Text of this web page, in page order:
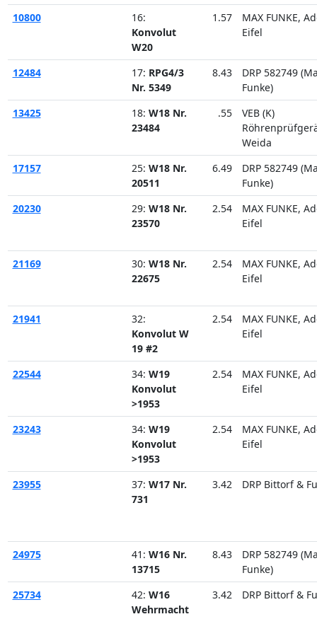
10800
16:
Konvolut
W20
1.57
MAX FUNKE,
Eifel
12484 17: RPG4/3
Nr. 5349
8.43
DRP 582749
Funke)
13425
18: W18 Nr.
23484
.55
VEB (K)
Weida
17157
25: W18 Nr.
20511
6.49
DRP 582749
Funke)
20230
29: W18 Nr.
23570
2.54
MAX FUNKE,
Eifel
21169 30: W18 Nr.
22675
2.54
MAX FUNKE,
Eifel
21941
32:
Konvolut W
19 #2
2.54
MAX FUNKE,
Eifel
22544 34: W19
Konvolut
>1953
2.54
MAX FUNKE,
Eifel
23243 34: W19
Konvolut
>1953
2.54
MAX FUNKE,
Eifel
23955 37: W17 Nr.
731
3.42 DRP Bittorf &
24975 41: W16 Nr.
13715
8.43
DRP 582749
Funke)
25734
42: W16
Wehrmacht
3.42 DRP Bittorf &